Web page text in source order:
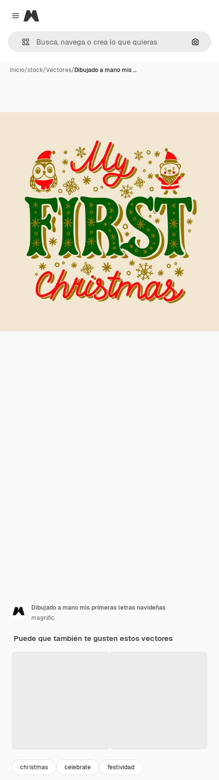
Close menu
Magnific
Inicio/stock/Vectores/Dibujado a mano mis …
Dibujado a mano mis primeras letras navideñas
magnific
Puede que también te gusten estos vectores
christmas celebrate festividad